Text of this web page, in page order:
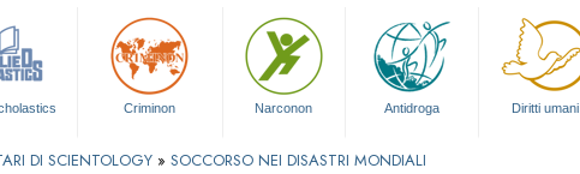
Criminon Narconon Antidroga Diritti umani
DI SCIENTOLOGY » SOCCORSO NEI DISASTRI MONDIALI